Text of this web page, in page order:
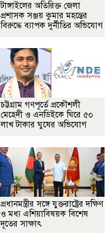
টাঙ্গাইলের অতিরিক্ত জেলা
প্রশাসক সঞ্জয় কুমার মহন্তের
বিরুদ্ধে ব্যাপক দুর্নীতির অভিযোগ
চট্টগ্রাম গণপূর্তে প্রকৌশলী
মেহেদী ও এনডিইকে ঘিরে ৫০
লাখ টাকার ঘুষের অভিযোগ
প্রধানমন্ত্রীর সঙ্গে যুক্তরাষ্ট্রের দক্ষিণ
ও মধ্য এশিয়াবিষয়ক বিশেষ
দূতের সাক্ষাৎ